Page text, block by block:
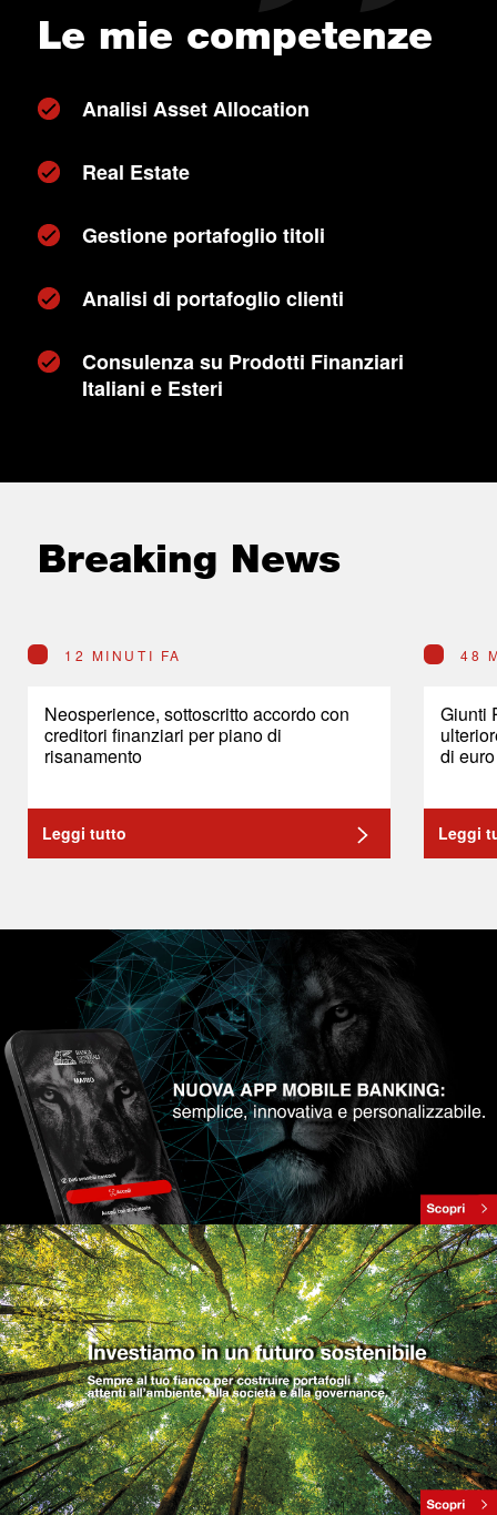
Le mie competenze
Analisi Asset Allocation
Real Estate
Gestione portafoglio titoli
Analisi di portafoglio clienti
Consulenza su Prodotti Finanziari
Italiani e Esteri
Breaking News
12 MINUTI FA
Neosperience, sottoscritto accordo con
creditori finanziari per piano di
risanamento
Leggi tutto
48
Giunti
di euro
Leggi